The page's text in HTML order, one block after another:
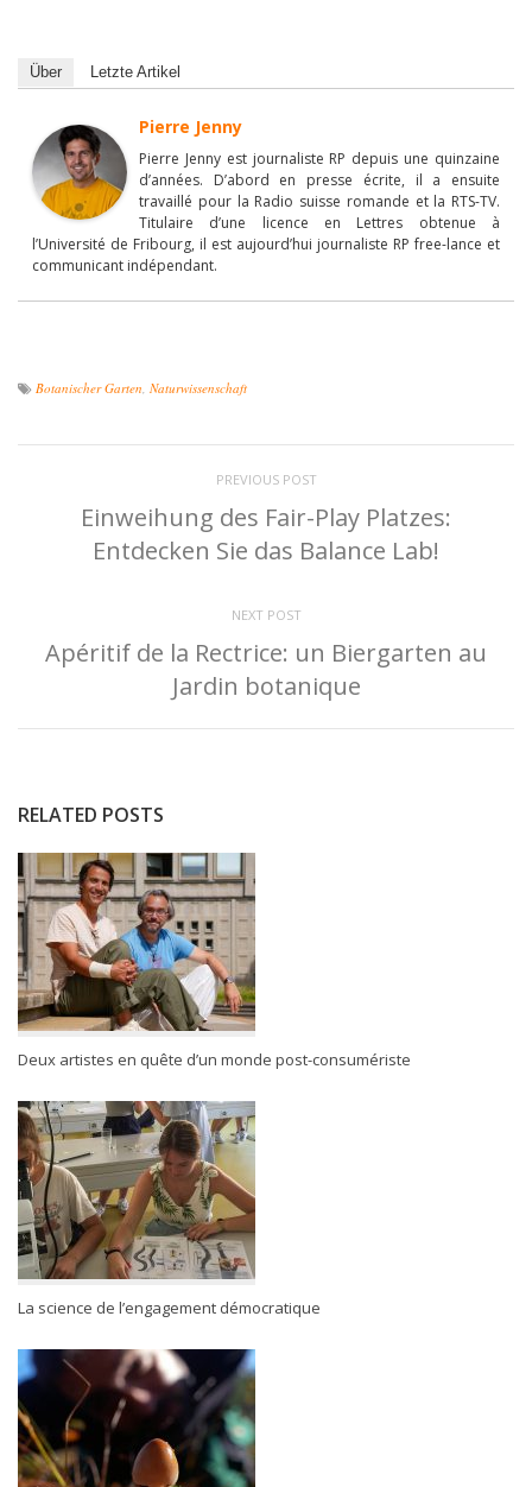
Über Letzte Artikel
Pierre Jenny
Pierre Jenny est journaliste RP depuis une quinzaine
d’années. D’abord en presse écrite, il a ensuite
travaillé pour la Radio suisse romande et la RTS-TV.
Titulaire d’une licence en Lettres obtenue à
l’Université de Fribourg, il est aujourd’hui journaliste RP free-lance et
communicant indépendant.
Botanischer Garten Naturwissenschaft
PREVIOUS POST
Einweihung des Fair-Play Platzes:
Entdecken Sie das Balance Lab!
NEXT POST
Apéritif de la Rectrice: un Biergarten au
Jardin botanique
RELATED POSTS
Deux artistes en quête d’un monde post-consumériste
La science de l’engagement démocratique